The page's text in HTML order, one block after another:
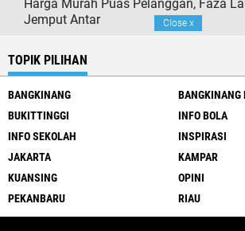
Harga Murah Puas Pelanggan, Faza
Jemput Antar
TOPIK PILIHAN
BANGKINANG
BANGKINANG
BUKITTINGGI
INFO BOLA
INFO SEKOLAH
INSPIRASI
JAKARTA
KAMPAR
KUANSING
OPINI
PEKANBARU
RIAU
Close x